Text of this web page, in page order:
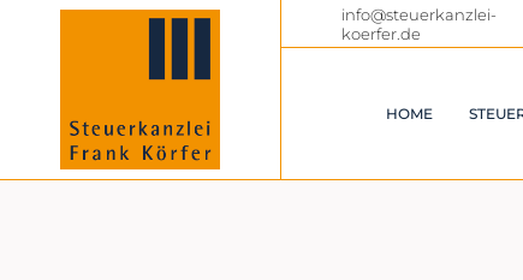
info@steuerkanzlei-
koerfer.de
HOME